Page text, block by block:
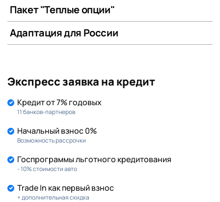
Пакет "Теплые опции"
Адаптация для России
Экспресс заявка на кредит
Кредит от 7% годовых
11 банков-партнеров
Начальный взнос 0%
Возможность рассрочки
Госпрограммы льготного кредитования
- 10% стоимости авто
Trade In как первый взнос
+ дополнительная скидка